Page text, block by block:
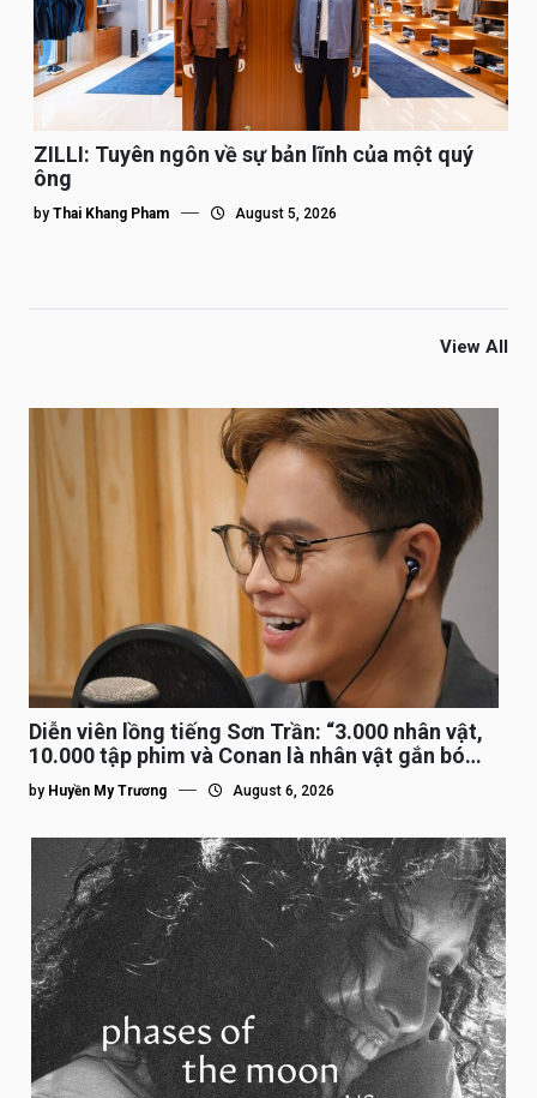
ZILLI: Tuyên ngôn về sự bản lĩnh của một quý
ông
by Thai Khang Pham August 5, 2026
View All
Diễn viên lồng tiếng Sơn Trần: “3.000 nhân vật,
10.000 tập phim và Conan là nhân vật gắn bó
lâu nhất”
by Huyền My Trương August 6, 2026